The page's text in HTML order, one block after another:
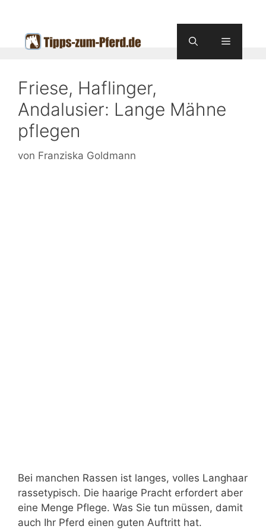
springen
Menü
Friese, Haflinger,
Andalusier: Lange Mähne
pflegen
von Franziska Goldmann
Bei manchen Rassen ist langes, volles Langhaar
rassetypisch. Die haarige Pracht erfordert aber
eine Menge Pflege. Was Sie tun müssen, damit
auch Ihr Pferd einen guten Auftritt hat.